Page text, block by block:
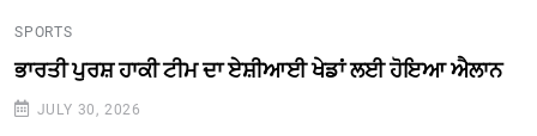
SPORTS
ਭਾਰਤੀ ਪੁਰਸ਼ ਹਾਕੀ ਟੀਮ ਦਾ ਏਸ਼ੀਆਈ ਖੇਡਾਂ ਲਈ ਹੋਇਆ ਐਲਾਨ
JULY 30, 2026